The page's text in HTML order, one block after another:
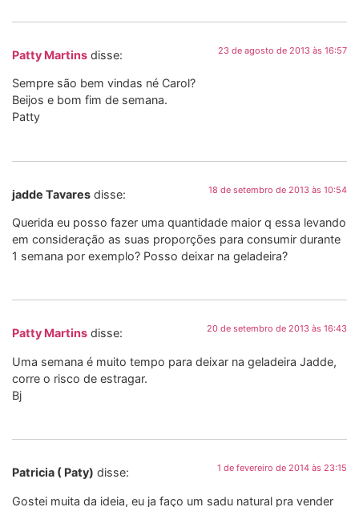
Patty Martins disse: 23 de agosto de 2013 às 16:57
Sempre são bem vindas né Carol?
Beijos e bom fim de semana.
Patty
jadde Tavares disse: 18 de setembro de 2013 às 10:54
Querida eu posso fazer uma quantidade maior q essa levando
em consideração as suas proporções para consumir durante
1 semana por exemplo? Posso deixar na geladeira?
Patty Martins disse: 20 de setembro de 2013 às 16:43
Uma semana é muito tempo para deixar na geladeira Jadde,
corre o risco de estragar.
Bj
Patricia ( Paty) disse: 1 de fevereiro de 2014 às 23:15
Gostei muita da ideia, eu ja faço um sadu natural pra vender